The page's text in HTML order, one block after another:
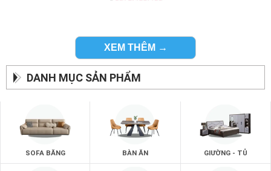
Ghế sofa tân cô điển đa dạng chỉ có tại zSofa :
Đủ mọi kiểu dáng ghế sofa tân cổ điển, sofa góc, sofa
XEM THÊM →
DANH MỤC SẢN PHẨM
SOFA BĂNG BÀN ĂN GIƯỜNG - TỦ